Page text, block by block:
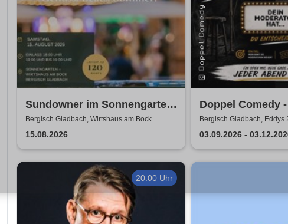
Sundowner im Sonnengarten
- Wirtshaus am Bock
Bergisch Gladbach, Wirtshaus am Bock
15.08.2026
Doppel Comedy
Bergisch Gladbach, Eddys
03.09.2026 -
20:00 Uhr